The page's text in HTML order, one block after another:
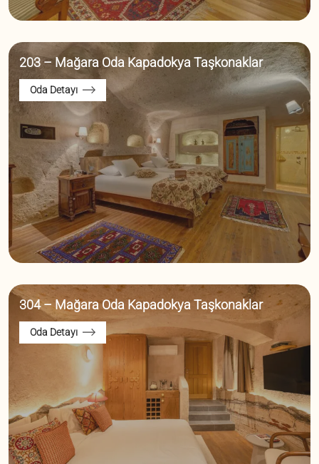
203 – Mağara Oda Kapadokya Taşkonaklar
Oda Detayı
304 – Mağara Oda Kapadokya Taşkonaklar
Oda Detayı